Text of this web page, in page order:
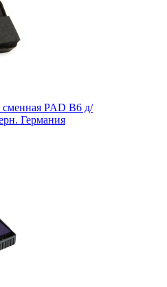
PAD B6 д/
Германия